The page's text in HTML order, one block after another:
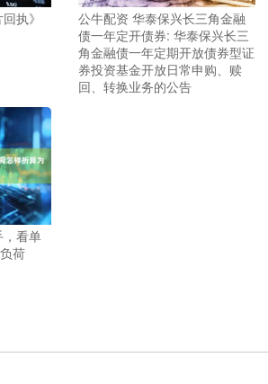
执》
公牛配资 华泰保兴长三角金融
债一年定开债券: 华泰保兴长三
角金融债一年定期开放债券型证
券投资基金开放日常申购、赎
回、转换业务的公告
，看单
荷